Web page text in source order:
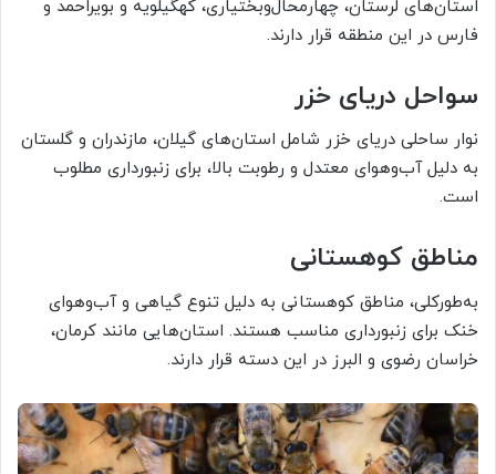
استان‌های لرستان، چهارمحال‌وبختیاری، کهگیلویه و بویراحمد و
فارس در این منطقه قرار دارند.
سواحل دریای خزر
نوار ساحلی دریای خزر شامل استان‌های گیلان، مازندران و گلستان
به دلیل آب‌وهوای معتدل و رطوبت بالا، برای زنبورداری مطلوب
است.
مناطق کوهستانی
به‌طورکلی، مناطق کوهستانی به دلیل تنوع گیاهی و آب‌وهوای
خنک برای زنبورداری مناسب هستند. استان‌هایی مانند کرمان،
خراسان رضوی و البرز در این دسته قرار دارند.